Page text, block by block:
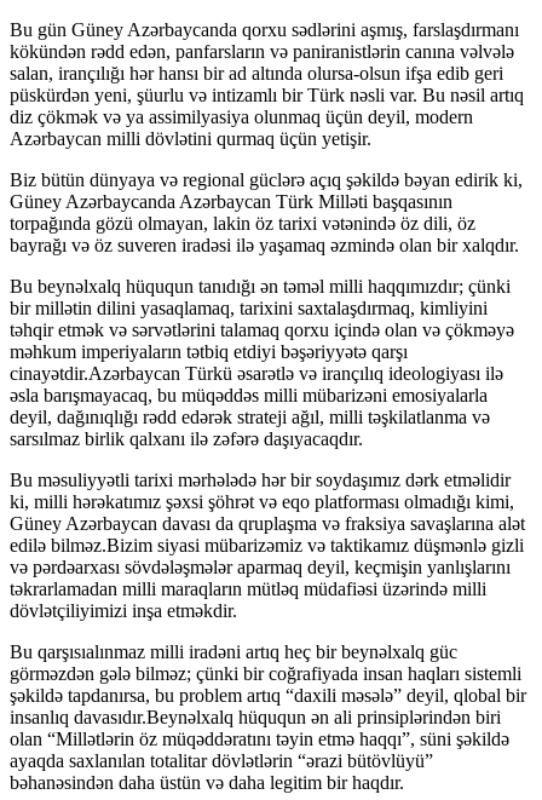
Bu gün Güney Azərbaycanda qorxu sədlərini aşmış, farslaşdırmanı
kökündən rədd edən, panfarsların və paniranistlərin canına vəlvələ
salan, irançılığı hər hansı bir ad altında olursa-olsun ifşa edib geri
püskürdən yeni, şüurlu və intizamlı bir Türk nəsli var. Bu nəsil artıq
diz çökmək və ya assimilyasiya olunmaq üçün deyil, modern
Azərbaycan milli dövlətini qurmaq üçün yetişir.
Biz bütün dünyaya və regional güclərə açıq şəkildə bəyan edirik ki,
Güney Azərbaycanda Azərbaycan Türk Milləti başqasının
torpağında gözü olmayan, lakin öz tarixi vətənində öz dili, öz
bayrağı və öz suveren iradəsi ilə yaşamaq əzmində olan bir xalqdır.
Bu beynəlxalq hüququn tanıdığı ən təməl milli haqqımızdır; çünki
bir millətin dilini yasaqlamaq, tarixini saxtalaşdırmaq, kimliyini
təhqir etmək və sərvətlərini talamaq qorxu içində olan və çökməyə
məhkum imperiyaların tətbiq etdiyi bəşəriyyətə qarşı
cinayətdir.Azərbaycan Türkü əsarətlə və irançılıq ideologiyası ilə
əsla barışmayacaq, bu müqəddəs milli mübarizəni emosiyalarla
deyil, dağınıqlığı rədd edərək strateji ağıl, milli təşkilatlanma və
sarsılmaz birlik qalxanı ilə zəfərə daşıyacaqdır.
Bu məsuliyyətli tarixi mərhələdə hər bir soydaşımız dərk etməlidir
ki, milli hərəkatımız şəxsi şöhrət və eqo platforması olmadığı kimi,
Güney Azərbaycan davası da qruplaşma və fraksiya savaşlarına alət
edilə bilməz.Bizim siyasi mübarizəmiz və taktikamız düşmənlə gizli
və pərdəarxası sövdələşmələr aparmaq deyil, keçmişin yanlışlarını
təkrarlamadan milli maraqların mütləq müdafiəsi üzərində milli
dövlətçiliyimizi inşa etməkdir.
Bu qarşısıalınmaz milli iradəni artıq heç bir beynəlxalq güc
görməzdən gələ bilməz; çünki bir coğrafiyada insan haqları sistemli
şəkildə tapdanırsa, bu problem artıq “daxili məsələ” deyil, qlobal bir
insanlıq davasıdır.Beynəlxalq hüququn ən ali prinsiplərindən biri
olan “Millətlərin öz müqəddəratını təyin etmə haqqı”, süni şəkildə
ayaqda saxlanılan totalitar dövlətlərin “ərazi bütövlüyü”
bəhanəsindən daha üstün və daha legitim bir haqdır.